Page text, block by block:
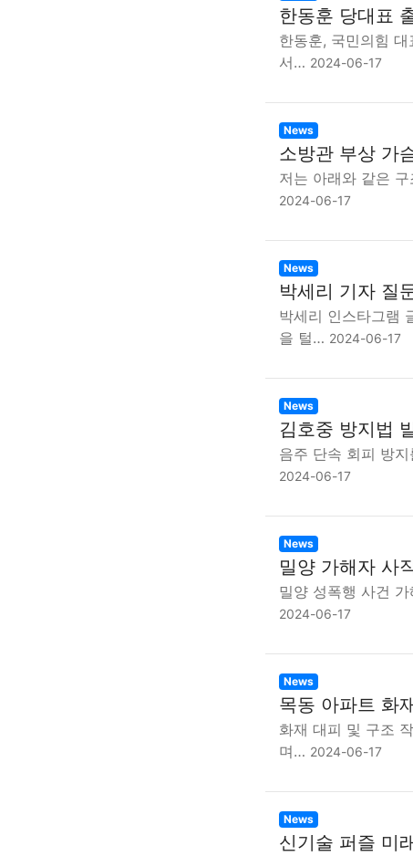
한동훈 당대표
한동훈, 국민의힘
서… 2024-06-17
News
소방관 부상 가
저는 아래와 같은
2024-06-17
News
박세리 기자 질
박세리 인스타그램
을 털… 2024-06-17
News
김호중 방지법
음주 단속 회피 방
2024-06-17
News
밀양 가해자 사
밀양 성폭행 사건
2024-06-17
News
목동 아파트 화
화재 대피 및 구조
며… 2024-06-17
News
신기술 퍼즐 미